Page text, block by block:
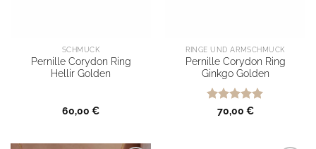
SCHMUCK
Pernille Corydon Ring
Hellir Golden
60,00 €
RINGE UND ARMSCHMUCK
Pernille Corydon Ring
Ginkgo Golden
Bewertet
70,00 €